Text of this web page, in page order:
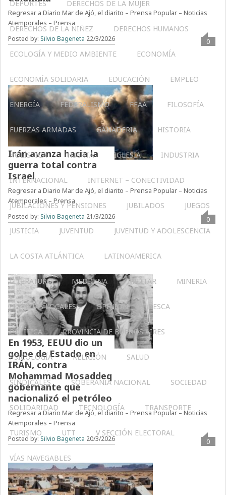
DEPORTES DERECHOS DE LA MUJER
DERECHOS DE LA NIÑEZ DERECHOS HUMANOS
ECOLOGÍA Y MEDIO AMBIENTE ECONOMÍA
ECONOMÍA SOLIDARIA EDUCACIÓN EMPLEO
ENERGÍA FEDERALISMO FFAA FILOSOFÍA
FUERZAS ARMADAS GANADERIA HISTORIA
HOLÍSTICA HUERTA IGLESIA INDUSTRIA
INTERNACIONAL INTERNET – CONECTIVIDAD
JUBILACIONES Y PENSIONES JUBILADOS JUEGOS
JUSTICIA JUVENTUD JUVENTUD Y ADOLESCENCIA
LA COSTA ATLÁNTICA LATINOAMERICA
LITERATURA MEDICINA MILITAR MINERIA
NOTICIAS LOCALES OPINIÓN PESCA
POLÍTICA PROVINCIA DE BUENOS AIRES
PSICOLOGÍA RELIGIÓN SALUD
SINDICALES SOBERANÍA NACIONAL SOCIEDAD
SOLIDARIDAD TECNOLOGÍA TRANSPORTE
TURISMO UTT V SECCIÓN ELECTORAL
VÍAS NAVEGABLES
Regresar a Diario Mar de Ajó, el diarito – Prensa Popular – Noticias
Atemporales – Prensa
Posted by: Silvio Bageneta 22/3/2026 0
Irán avanza hacia la
guerra total contra
Israel
Regresar a Diario Mar de Ajó, el diarito – Prensa Popular – Noticias
Atemporales – Prensa
Posted by: Silvio Bageneta 21/3/2026 0
En 1953, EEUU dio un
golpe de Estado en
IRÁN, contra
Mohammad Mosaddeq
gobernante que
nacionalizó el petróleo
Regresar a Diario Mar de Ajó, el diarito – Prensa Popular – Noticias
Atemporales – Prensa
Posted by: Silvio Bageneta 20/3/2026 0